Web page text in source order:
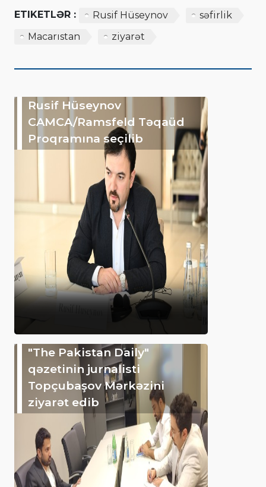
ETIKETLƏR : Rusif Hüseynov
səfirlik
Macarıstan
ziyarət
Rusif Hüseynov
CAMCA/Ramsfeld Təqaüd
Proqramına seçilib
"The Pakistan Daily"
qəzetinin jurnalisti
Topçubaşov Mərkəzini
ziyarət edib